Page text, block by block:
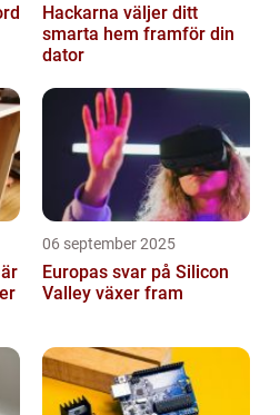
Hackarna väljer ditt
smarta hem framför din
dator
06 september 2025
Europas svar på Silicon
Valley växer fram